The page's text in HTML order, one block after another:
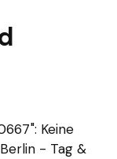
Keine
- Tag &